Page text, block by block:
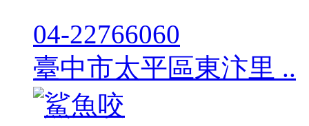
04-22766060
臺中市太平區東汴里 ..